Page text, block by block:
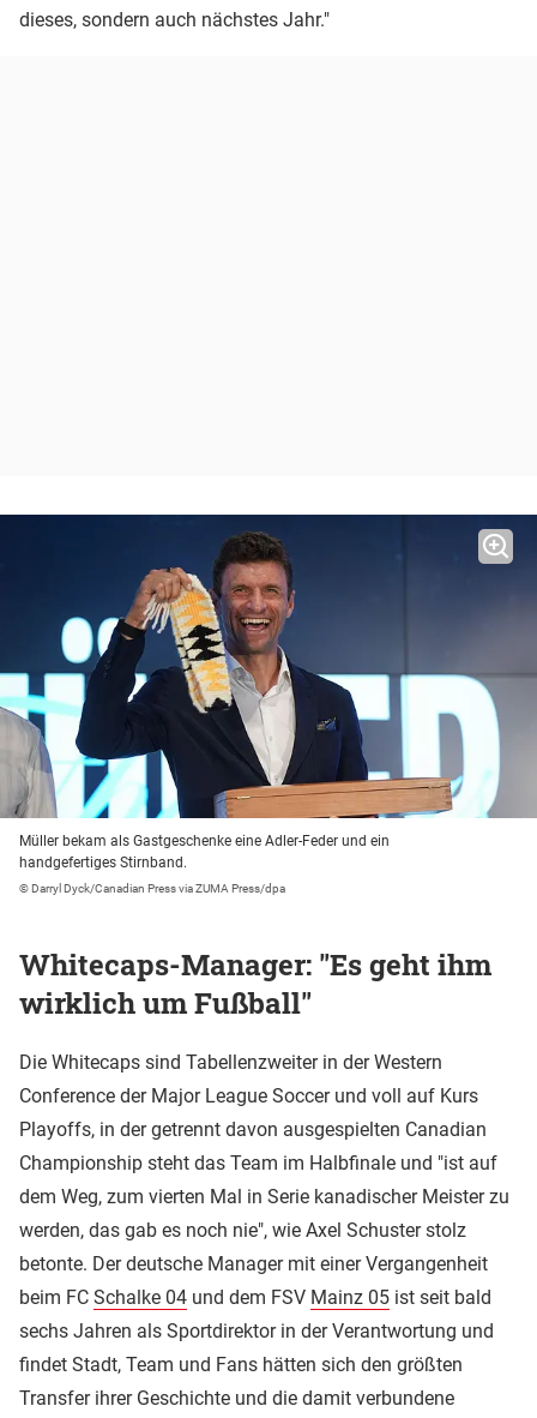
dieses, sondern auch nächstes Jahr."
Müller bekam als Gastgeschenke eine Adler-Feder und ein
handgefertiges Stirnband.
© Darryl Dyck/Canadian Press via ZUMA Press/dpa
Whitecaps-Manager: "Es geht ihm
wirklich um Fußball"
Die Whitecaps sind Tabellenzweiter in der Western
Conference der Major League Soccer und voll auf Kurs
Playoffs, in der getrennt davon ausgespielten Canadian
Championship steht das Team im Halbfinale und "ist auf
dem Weg, zum vierten Mal in Serie kanadischer Meister zu
werden, das gab es noch nie", wie Axel Schuster stolz
betonte. Der deutsche Manager mit einer Vergangenheit
beim FC Schalke 04 und dem FSV Mainz 05 ist seit bald
sechs Jahren als Sportdirektor in der Verantwortung und
findet Stadt, Team und Fans hätten sich den größten
Transfer ihrer Geschichte und die damit verbundene